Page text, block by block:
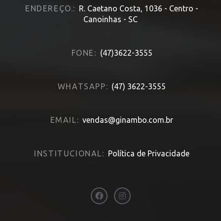
ENDEREÇO.: R. Caetano Costa, 1036 - Centro -
Canoinhas - SC
FONE: (47)3622-3555
WHATSAPP: (47) 3622-3555
EMAIL: vendas@ginambo.com.br
INSTITUCIONAL: Política de Privacidade